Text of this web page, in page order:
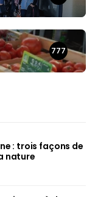
777
: trois façons de
nature